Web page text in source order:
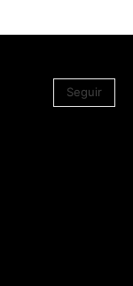
Seguir